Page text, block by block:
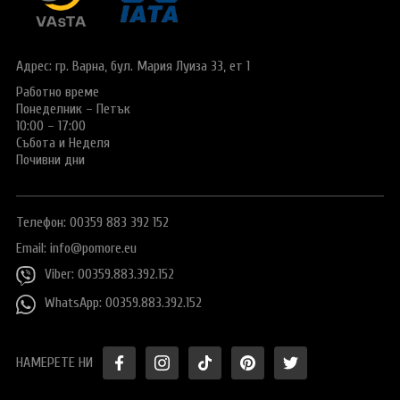
Е-ВИЗА ЗА РУСИЯ
ВИЗА за САУДИТСКА АРАБИЯ
Виза за Тайланд
Заявление за издаване на електронно разрешение за
пътуване до UK
ПОДАРЪЧЕН ВАУЧЕР ЗА ПЪТУВАНЕ
ОЩЕ
Общи условия
Политика за
поверителност
+359 883 392 152
Адрес: гр. Варна, бул. Мария Луиза 33, ет 1
Работно време
Понеделник – Петък
10:00 – 17:00
Събота и Неделя
Почивни дни
Телефон: 00359 883 392 152
Email: info@pomore.eu
Viber: 00359.883.392.152
WhatsApp: 00359.883.392.152
НАМЕРЕТЕ НИ